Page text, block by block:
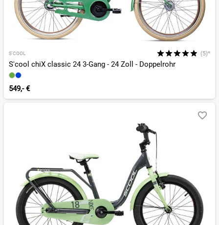
S'COOL (5)*
S'cool chiX classic 24 3-Gang - 24 Zoll - Doppelrohr
549,- €